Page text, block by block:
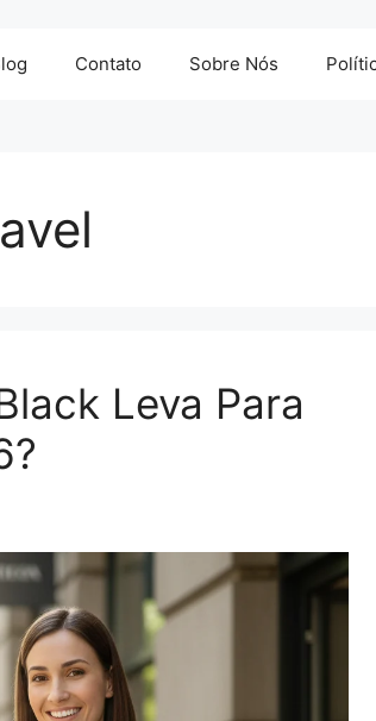
Contato Sobre Nós
Leva Para